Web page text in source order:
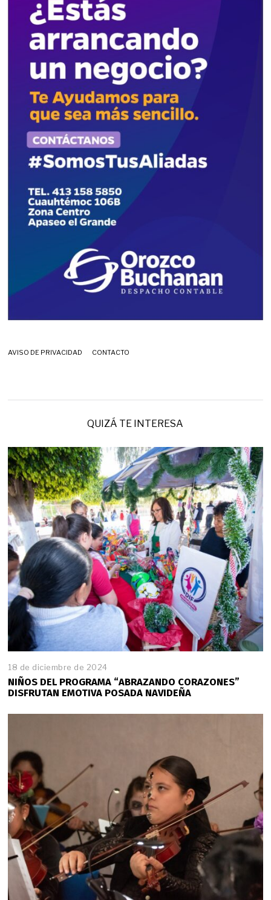
AVISO DE PRIVACIDAD CONTACTO
QUIZÁ TE INTERESA
18 de diciembre de 2024
8
d
e
e
2
0
2
4
NIÑOS DEL PROGRAMA “ABRAZANDO CORAZONES”
DISFRUTAN EMOTIVA POSADA NAVIDEÑA